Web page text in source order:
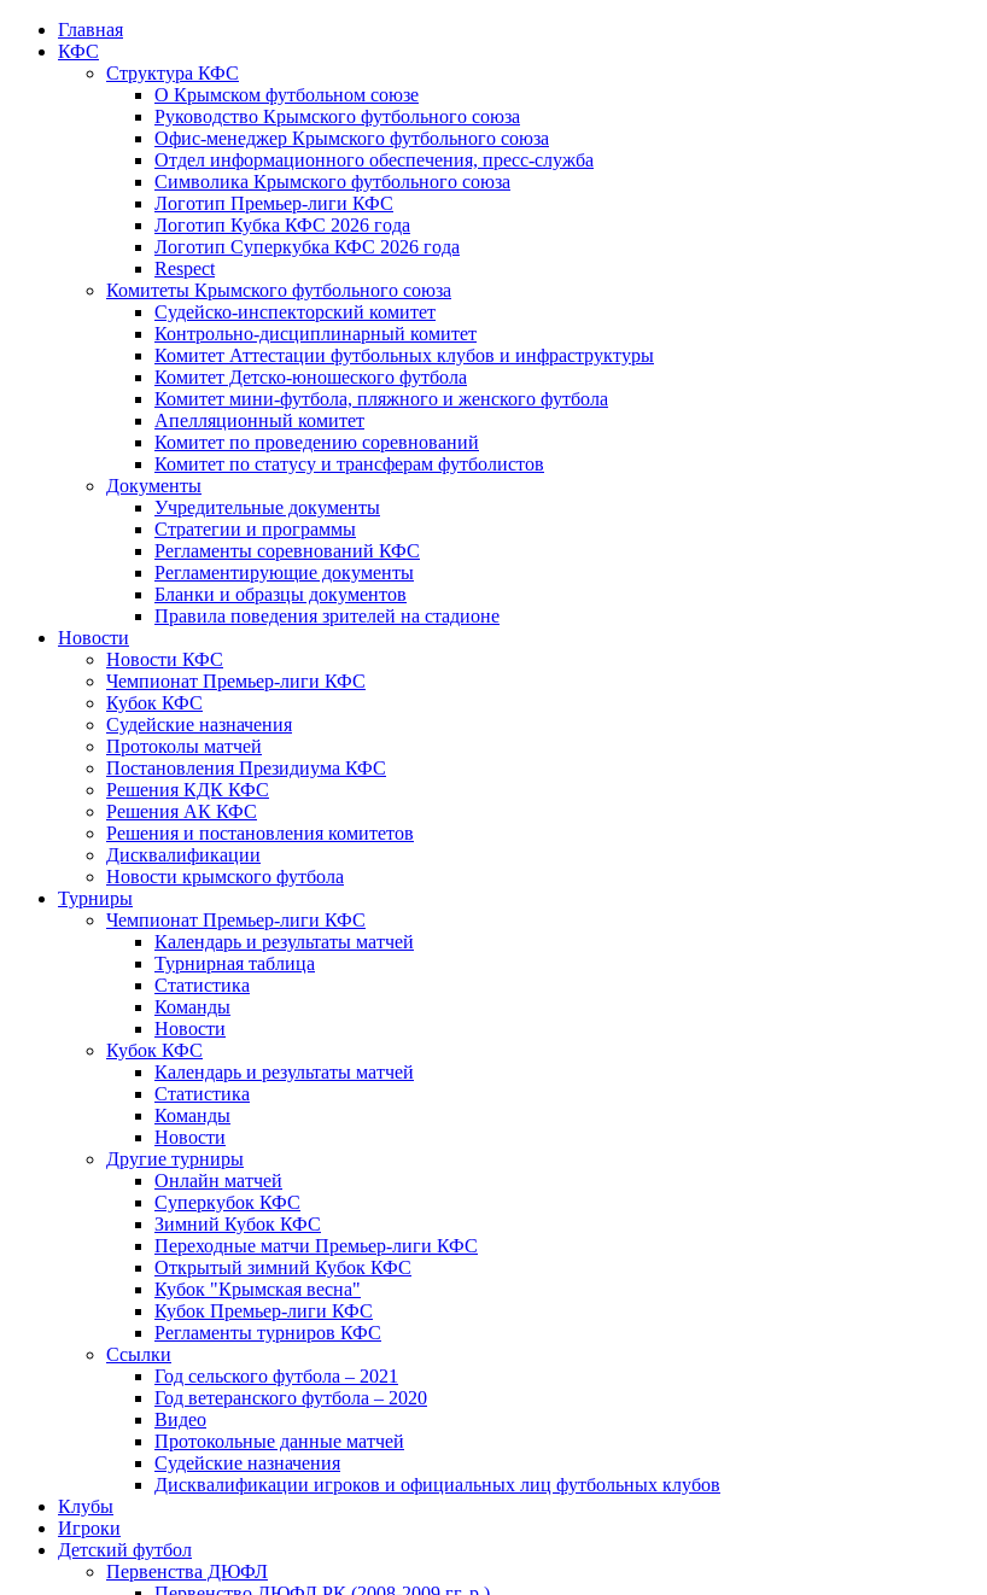
Главная
КФС
Структура КФС
О Крымском футбольном союзе
Руководство Крымского футбольного союза
Офис-менеджер Крымского футбольного союза
Отдел информационного обеспечения, пресс-служба
Символика Крымского футбольного союза
Логотип Премьер-лиги КФС
Логотип Кубка КФС 2026 года
Логотип Суперкубка КФС 2026 года
Respect
Комитеты Крымского футбольного союза
Судейско-инспекторский комитет
Контрольно-дисциплинарный комитет
Комитет Аттестации футбольных клубов и инфраструктуры
Комитет Детско-юношеского футбола
Комитет мини-футбола, пляжного и женского футбола
Апелляционный комитет
Комитет по проведению соревнований
Комитет по статусу и трансферам футболистов
Документы
Учредительные документы
Стратегии и программы
Регламенты соревнований КФС
Регламентирующие документы
Бланки и образцы документов
Правила поведения зрителей на стадионе
Новости
Новости КФС
Чемпионат Премьер-лиги КФС
Кубок КФС
Судейские назначения
Протоколы матчей
Постановления Президиума КФС
Решения КДК КФС
Решения АК КФС
Решения и постановления комитетов
Дисквалификации
Новости крымского футбола
Турниры
Чемпионат Премьер-лиги КФС
Календарь и результаты матчей
Турнирная таблица
Статистика
Команды
Новости
Кубок КФС
Календарь и результаты матчей
Статистика
Команды
Новости
Другие турниры
Онлайн матчей
Суперкубок КФС
Зимний Кубок КФС
Переходные матчи Премьер-лиги КФС
Открытый зимний Кубок КФС
Кубок "Крымская весна"
Кубок Премьер-лиги КФС
Регламенты турниров КФС
Ссылки
Год сельского футбола – 2021
Год ветеранского футбола – 2020
Видео
Протокольные данные матчей
Судейские назначения
Дисквалификации игроков и официальных лиц футбольных клубов
Клубы
Игроки
Детский футбол
Первенства ДЮФЛ